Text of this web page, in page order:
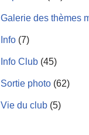
Galerie des thèmes
Info (7)
Info Club (45)
Sortie photo (62)
Vie du club (5)